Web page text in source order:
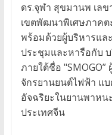
ดร.จุฬา สุขมานพ เล
เขตพัฒนาพิเศษภาคต
พร้อมด้วยผู้บริหารแล
ประชุมและหารือกับ บ
ภายใต้ชื่อ
จักรยานยนต์ไฟฟ้า แ
อัจฉริยะในยานพาห
ประเทศจีน